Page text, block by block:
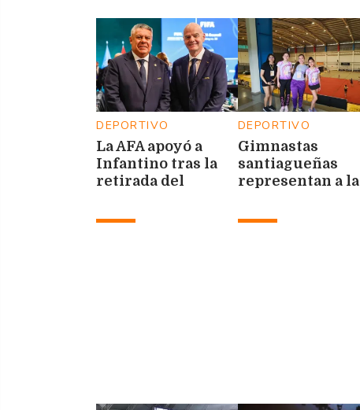
DEPORTIVO
La AFA apoyó a
Infantino tras la
retirada del
para el Mundial
DEPORTIVO
Gimnastas
santiagueñas
representan a la
Nacional de